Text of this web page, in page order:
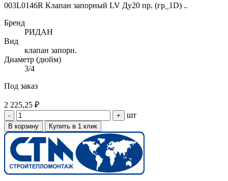
003L0146R Клапан запорный LV Ду20 пр. (гр_1D) ..
Бренд
РИДАН
Вид
клапан запорн.
Диаметр (дюйм)
3/4
Под заказ
2 225,25 ₽
- + шт
В корзину Купить в 1 клик